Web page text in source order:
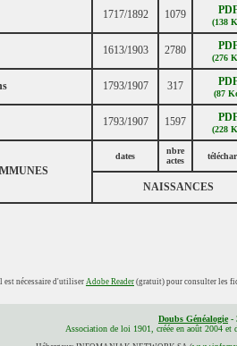
1717/1892 1079
(138
1613/1903 2780
(276
1793/1907 317
(87
1793/1907 1597
(228
dates
nbre
actes
NAISSANCES
est nécessaire d'utiliser Adobe Reader (gratuit) pour consulter les
Doubs Généalogie-
Association de loi 1901, créée en août 2004 et